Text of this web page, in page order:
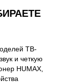
ТВ-
и четкую
HUMAX,